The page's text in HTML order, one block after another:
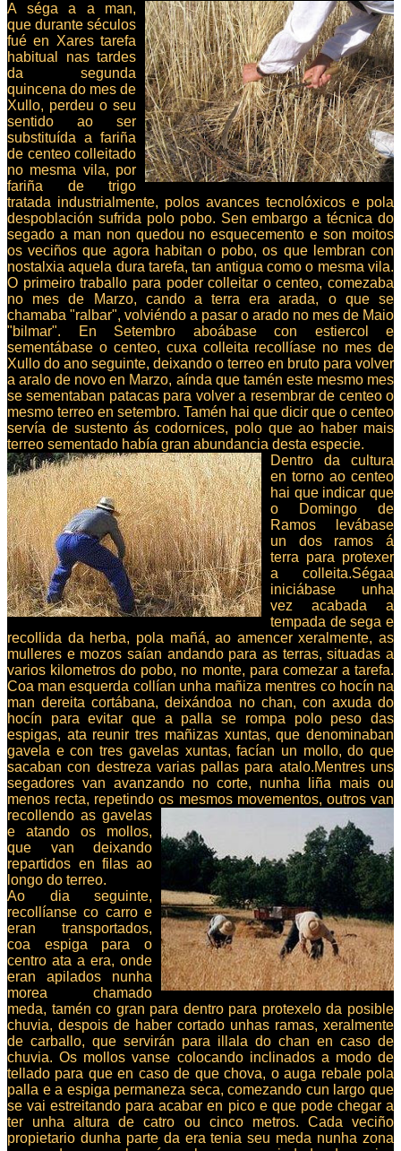
A séga a a man,
que durante séculos
fué en Xares tarefa
habitual nas tardes
da segunda
quincena do mes de
Xullo, perdeu o seu
sentido ao ser
substituída a fariña
de centeo colleitado
no mesma vila, por
fariña de trigo
tratada industrialmente, polos avances tecnolóxicos e pola
despoblación sufrida polo pobo. Sen embargo a técnica do
segado a man non quedou no esquecemento e son moitos
os veciños que agora habitan o pobo, os que lembran con
nostalxia aquela dura tarefa, tan antigua como o mesma vila.
O primeiro traballo para poder colleitar o centeo, comezaba
no mes de Marzo, cando a terra era arada, o que se
chamaba "ralbar", volviéndo a pasar o arado no mes de Maio
"bilmar". En Setembro aboábase con estiercol e
sementábase o centeo, cuxa colleita recollíase no mes de
Xullo do ano seguinte, deixando o terreo en bruto para volver
a aralo de novo en Marzo, aínda que tamén este mesmo mes
se sementaban patacas para volver a resembrar de centeo o
mesmo terreo en setembro. Tamén hai que dicir que o centeo
servía de sustento ás codornices, polo que ao haber mais
terreo sementado había gran abundancia desta especie.
Dentro da cultura
en torno ao centeo
hai que indicar que
o Domingo de
Ramos levábase
un dos ramos á
terra para protexer
a colleita.Ségaa
iniciábase unha
vez acabada a
tempada de sega e
recollida da herba, pola mañá, ao amencer xeralmente, as
mulleres e mozos saían andando para as terras, situadas a
varios kilometros do pobo, no monte, para comezar a tarefa.
Coa man esquerda collían unha mañiza mentres co hocín na
man dereita cortábana, deixándoa no chan, con axuda do
hocín para evitar que a palla se rompa polo peso das
espigas, ata reunir tres mañizas xuntas, que denominaban
gavela e con tres gavelas xuntas, facían un mollo, do que
sacaban con destreza varias pallas para atalo.Mentres uns
segadores van avanzando no corte, nunha liña mais ou
menos recta, repetindo os mesmos movementos, outros van
recollendo as gavelas
e atando os mollos,
que van deixando
repartidos en filas ao
longo do terreo.
Ao dia seguinte,
recollíanse co carro e
eran transportados,
coa espiga para o
centro ata a era, onde
eran apilados nunha
morea chamado
meda, tamén co gran para dentro para protexelo da posible
chuvia, despois de haber cortado unhas ramas, xeralmente
de carballo, que servirán para illala do chan en caso de
chuvia. Os mollos vanse colocando inclinados a modo de
tellado para que en caso de que chova, o auga rebale pola
palla e a espiga permaneza seca, comezando cun largo que
se vai estreitando para acabar en pico e que pode chegar a
ter unha altura de catro ou cinco metros. Cada veciño
propietario dunha parte da era tenia seu meda nunha zona